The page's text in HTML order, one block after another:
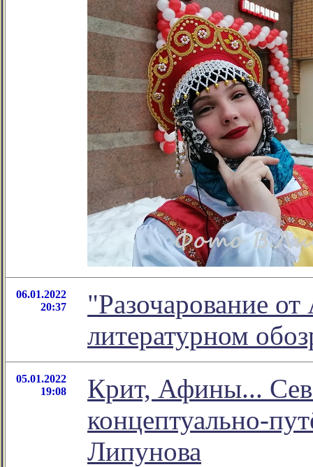
06.01.2022
20:37
"Разочарование
литературном
05.01.2022
19:08
Крит, Афины...
концептуально-
Липунова